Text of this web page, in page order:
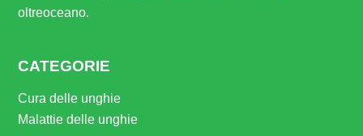
oltreoceano.
CATEGORIE
Cura delle unghie
Malattie delle unghie